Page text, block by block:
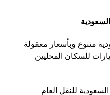
متنوع وبأسعار معقولة
للسكان المحليين
للنقل العام